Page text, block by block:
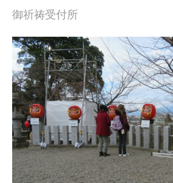
御祈祷受付所